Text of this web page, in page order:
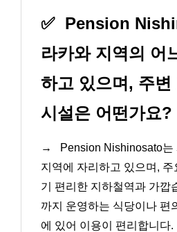
✅ Pension
라카와 지역의 어
하고 있으며, 주변
시설은 어떤가요?
→
Pension Nishinosato는
지역에 자리하고 있으며,
기 편리한 지하철역과 가깝
까지 운영하는 식당이나 편
에 있어 이용이 편리합니다.